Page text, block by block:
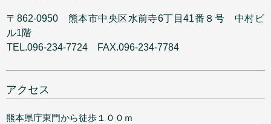
〒862-0950 熊本市中央区水前寺6丁目41番８号 中村ビ
ル1階
TEL.096-234-7724 FAX.096-234-7784
アクセス
熊本県庁東門から徒歩１００ｍ